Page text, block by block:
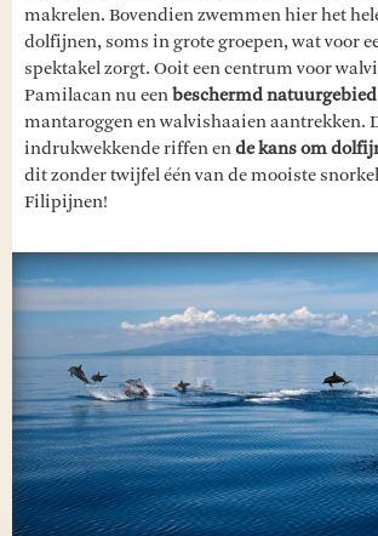
makrelen. Bovendien zwemmen hier het
dolfijnen, soms in grote groepen, wat voor
spektakel zorgt. Ooit een centrum voor
Pamilacan nu eenbeschermd natuurgebied
mantaroggen en walvishaaien aantrekken.
indrukwekkende riffen ende kans om
dit zonder twijfel één van de mooiste
Filipijnen!